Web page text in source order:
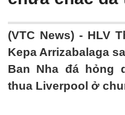
(VTC News) - HLV
Kepa Arrizabalaga
Ban Nha đá hỏng
thua Liverpool ở